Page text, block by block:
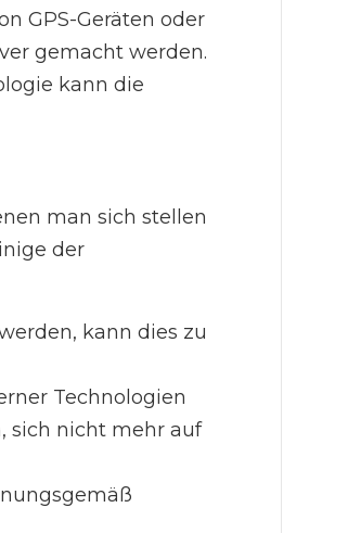
GPS-Geräten oder
gemacht werden.
kann die
man sich stellen
der
kann dies zu
Technologien
sich nicht mehr auf